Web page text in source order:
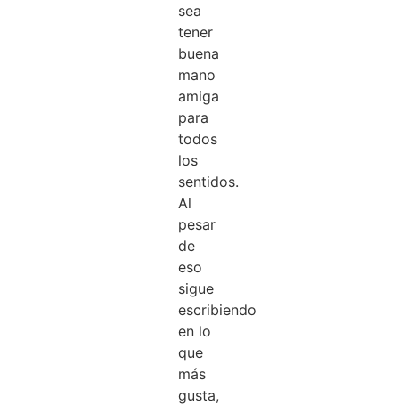
sea
tener
buena
mano
amiga
para
todos
los
sentidos.
Al
pesar
de
eso
sigue
escribiendo
en lo
que
más
gusta,